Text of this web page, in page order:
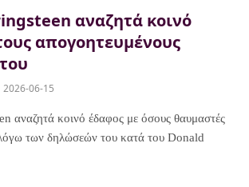
αναζητά κοινό
απογοητευμένους
2026-06-15
αναζητά κοινό έδαφος με όσους θαυμαστές
των δηλώσεών του κατά του Donald